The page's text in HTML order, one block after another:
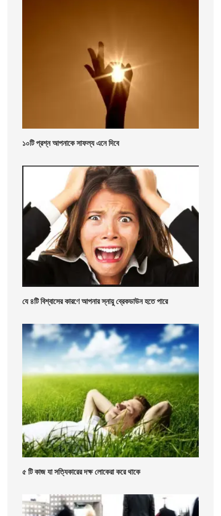
১০টি প্রশ্ন আপনাকে সাফল্য এনে দিবে
যে ৪টি বিশ্বাসের কারণে আপনার স্নায়ু ব্রেকডাউন হতে পারে
৫ টি কাজ যা সত্যিকারের দক্ষ লোকেরা করে থাকে